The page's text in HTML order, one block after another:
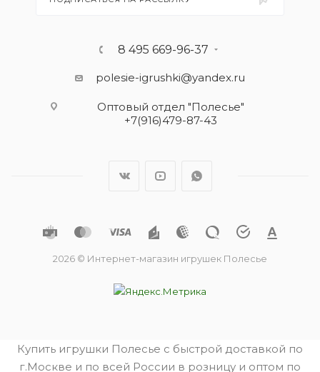
8 495 669-96-37
polesie-igrushki@yandex.ru
Оптовый отдел "Полесье"
+7(916)479-87-43
2026 © Интернет-магазин игрушек Полесье
Купить игрушки Полесье с быстрой доставкой по
г.Москве и по всей России в розницу и оптом по